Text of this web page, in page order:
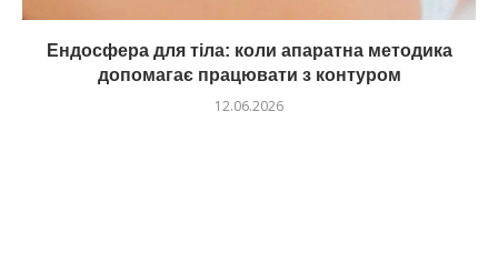
Ендосфера для тіла: коли апаратна методика
допомагає працювати з контуром
12.06.2026